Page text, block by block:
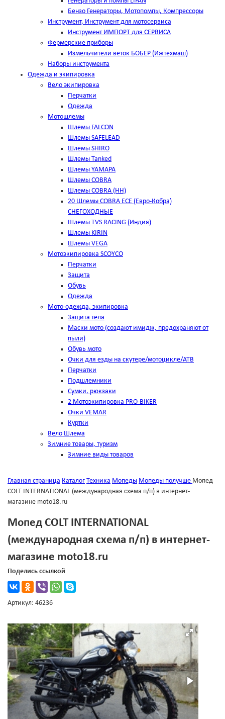
Бензо Генераторы, Мотопомпы, Компрессоры
Инструмент, Инструмент для мотосервиса
Инструмент ИМПОРТ для СЕРВИСА
Фермерские приборы
Измельчители веток БОБЕР (Ижтехмаш)
Наборы инструмента
Одежда и экипировка
Вело экипировка
Перчатки
Одежда
Мотошлемы
Шлемы FALCON
Шлемы SAFELEAD
Шлемы SHIRO
Шлемы Tanked
Шлемы YAMAPA
Шлемы COBRA
Шлемы COBRA (HH)
20 Шлемы COBRA ECE (Евро-Кобра)
СНЕГОХОДНЫЕ
Шлемы TVS RACING (Индия)
Шлемы KIRIN
Шлемы VEGA
Мотоэкипировка SCOYCO
Перчатки
Защита
Обувь
Одежда
Мото-одежда, экипировка
Защита тела
Маски мото (создают имидж, предохраняют от
пыли)
Обувь мото
Очки для езды на скутере/мотоцикле/АТВ
Перчатки
Подшлемники
Сумки, рюкзаки
2 Мотоэкипировка PRO-BIKER
Очки VEMAR
Куртки
Вело Шлема
Зимние товары, туризм
Зимние виды товаров
Главная страница Каталог Техника Мопеды Мопеды получше Мопед
COLT INTERNATIONAL (международная схема п/п) в интернет-
магазине moto18.ru
Мопед COLT INTERNATIONAL
(международная схема п/п) в интернет-
магазине moto18.ru
Поделись ссылкой
Артикул: 46236